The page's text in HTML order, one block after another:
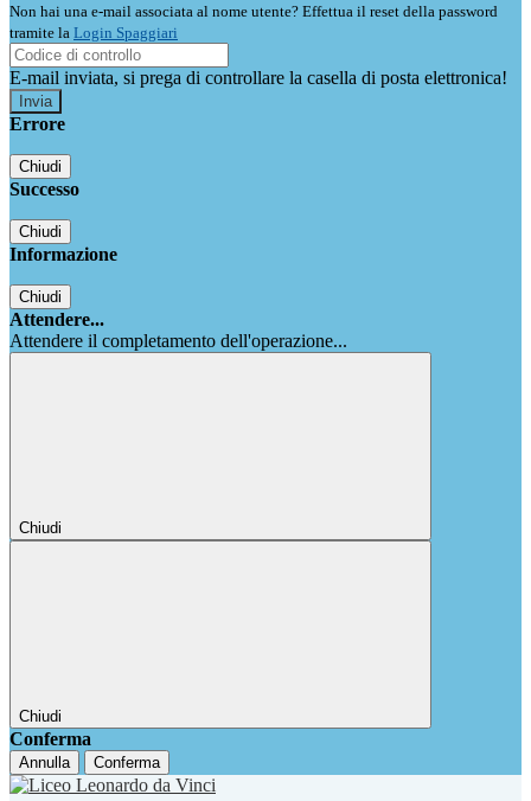
Non hai una e-mail associata al nome utente? Effettua il reset della password
tramite la Login Spaggiari
E-mail inviata, si prega di controllare la casella di posta elettronica!
Errore
Chiudi
Successo
Chiudi
Informazione
Chiudi
Attendere...
Attendere il completamento dell'operazione...
Chiudi
Chiudi
Conferma
Annulla Conferma